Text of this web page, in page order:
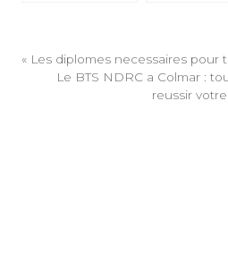
groupe
« Les diplomes necessaires pour
Le BTS NDRC a Colmar :
reussir